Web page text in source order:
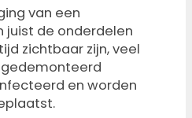
van een
juist de onderdelen
zichtbaar zijn, veel
en worden